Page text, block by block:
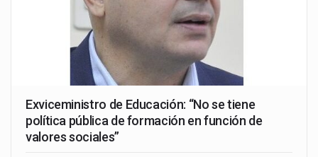
Exviceministro de Educación: “No se tiene
política pública de formación en función de
valores sociales”